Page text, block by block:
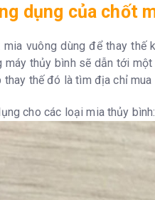
dụng của chốt
mia vuông dùng để thay thế
máy thủy bình sẽ dẫn tới
thay thế đó là tìm địa chỉ
cho các loại mia thủy